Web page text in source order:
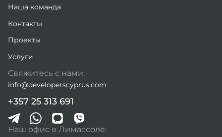
Наша команда
Контакты
Проекты
Услуги
Свяжитесь с нами:
info@developerscyprus.com
+357 25 313 691
Наш офис в Лимассоле: